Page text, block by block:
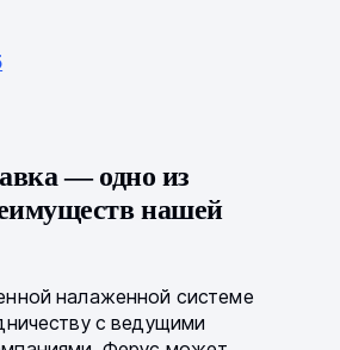
— одно из
нашей
налаженной системе
с ведущими